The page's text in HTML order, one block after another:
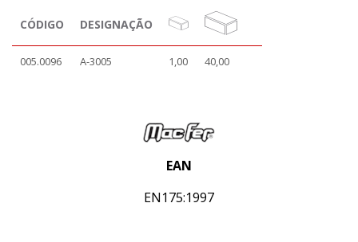
CÓDIGO DESIGNAÇÃO
005.0096 A-3005 1,00 40,00
EAN
EN175:1997